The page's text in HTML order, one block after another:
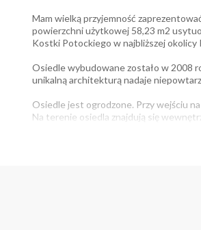
Mam wielką przyjemność
powierzchni użytkowej 58,23 m2
Kostki Potockiego w najbliższej okolicy
Osiedle wybudowane zostało w 2008
unikalną architekturą nadaje
Osiedle jest ogrodzone. Przy wejściu
Na terenie osiedla znajdują się